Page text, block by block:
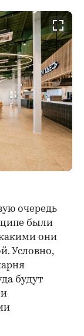
очередь
были
они
Условно,
будут